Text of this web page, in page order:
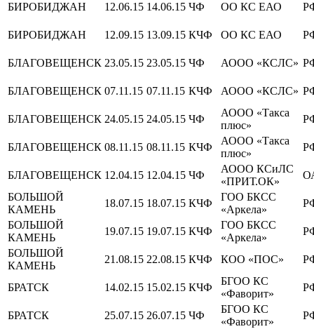
БИРОБИДЖАН 12.06.15 14.06.15 ЧФ ОО КС ЕАО
БИРОБИДЖАН 12.09.15 13.09.15 КЧФ ОО КС ЕАО
БЛАГОВЕЩЕНСК 23.05.15 23.05.15 ЧФ АООО «КСЛС»
БЛАГОВЕЩЕНСК 07.11.15 07.11.15 КЧФ АООО «КСЛС»
БЛАГОВЕЩЕНСК 24.05.15 24.05.15 ЧФ
АООО «Такса
плюс»
БЛАГОВЕЩЕНСК 08.11.15 08.11.15 КЧФ
АООО «Такса
плюс»
БЛАГОВЕЩЕНСК 12.04.15 12.04.15 ЧФ
АООО КСиЛС
«ПРИТ.ОК»
БОЛЬШОЙ
КАМЕНЬ
18.07.15 18.07.15 КЧФ
ГОО БКСС
«Аркела»
БОЛЬШОЙ
КАМЕНЬ
19.07.15 19.07.15 КЧФ
ГОО БКСС
«Аркела»
БОЛЬШОЙ
КАМЕНЬ
21.08.15 22.08.15 КЧФ КОО «ПОС»
БРАТСК 14.02.15 15.02.15 КЧФ
БГОО КС
«Фаворит»
БРАТСК 25.07.15 26.07.15 ЧФ
БГОО КС
«Фаворит»